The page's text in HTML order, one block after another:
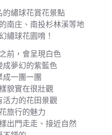
的繡球花賞花景點
南庄、南投杉林溪等地
繡球花園唷！
前，會呈現白色
成夢幻的紫藍色
成一團一團
貌實在很壯觀
活力的花田景觀
旅行的魅力
出門走走、接近自然